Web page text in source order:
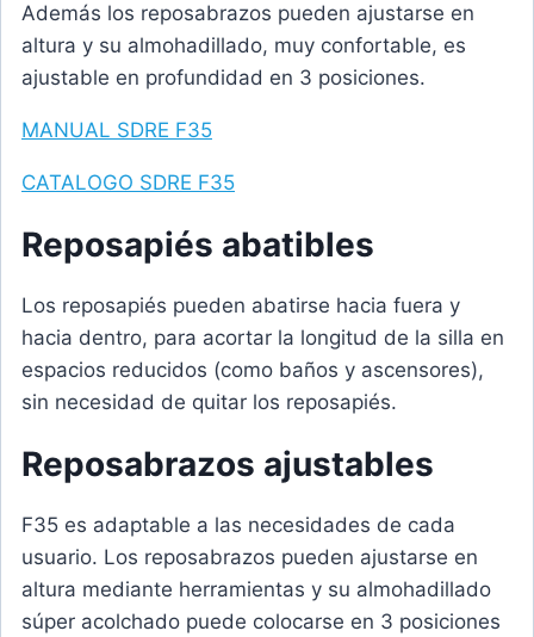
Además los reposabrazos pueden ajustarse en
altura y su almohadillado, muy confortable, es
ajustable en profundidad en 3 posiciones.
MANUAL SDRE F35
CATALOGO SDRE F35
Reposapiés abatibles
Los reposapiés pueden abatirse hacia fuera y
hacia dentro, para acortar la longitud de la silla en
espacios reducidos (como baños y ascensores),
sin necesidad de quitar los reposapiés.
Reposabrazos ajustables
F35 es adaptable a las necesidades de cada
usuario. Los reposabrazos pueden ajustarse en
altura mediante herramientas y su almohadillado
súper acolchado puede colocarse en 3 posiciones